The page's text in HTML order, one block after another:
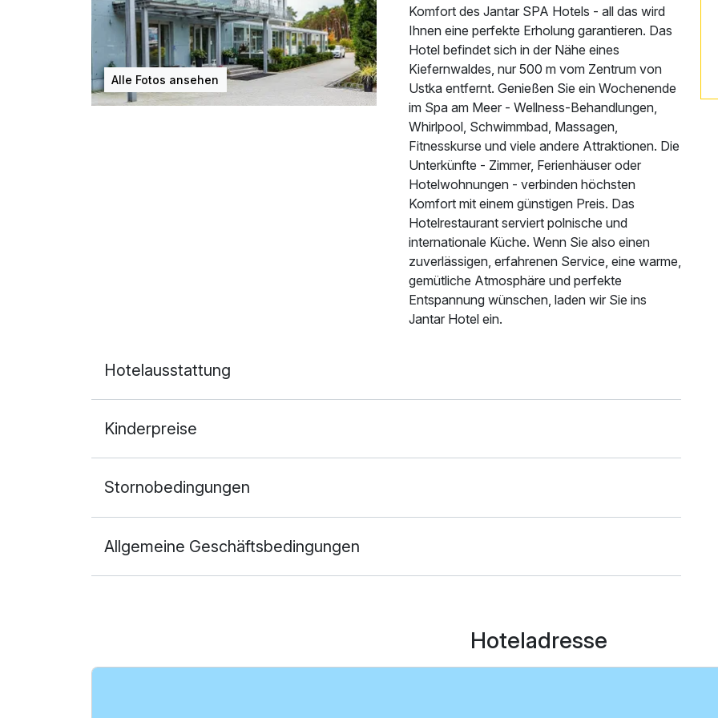
Alle Fotos ansehen
Komfort des Jantar SPA Hotels - all das wird
Ihnen eine perfekte Erholung garantieren. Das
Hotel befindet sich in der Nähe eines
Kiefernwaldes, nur 500 m vom Zentrum von
Ustka entfernt. Genießen Sie ein Wochenende
im Spa am Meer - Wellness-Behandlungen,
Whirlpool, Schwimmbad, Massagen,
Fitnesskurse und viele andere Attraktionen. Die
Unterkünfte - Zimmer, Ferienhäuser oder
Hotelwohnungen - verbinden höchsten
Komfort mit einem günstigen Preis. Das
Hotelrestaurant serviert polnische und
internationale Küche. Wenn Sie also einen
zuverlässigen, erfahrenen Service, eine warme,
gemütliche Atmosphäre und perfekte
Entspannung wünschen, laden wir Sie ins
Jantar Hotel ein.
Hotelausstattung
Kinderpreise
Stornobedingungen
Allgemeine Geschäftsbedingungen
Hoteladresse